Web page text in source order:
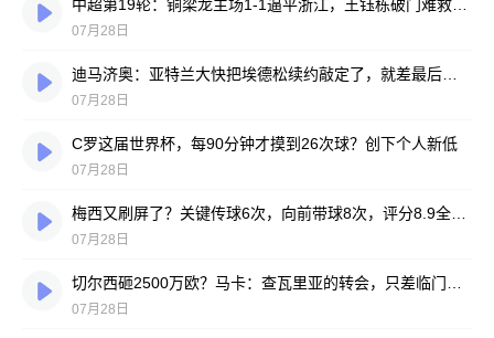
07月28日
07月28日
C罗这届世界杯，每90分钟才摸到26次球？创下个人新低
07月28日
07月28日
07月28日